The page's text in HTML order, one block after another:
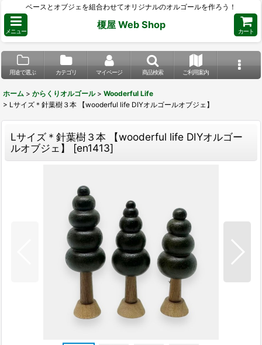
ベースとオブジェを組合わせてオリジナルのオルゴールを作ろう！
メニュー
榎屋 Web Shop
カート
用途で選ぶ カテゴリ マイページ 商品検索 ご利用案内
ホーム > からくりオルゴール > Wooderful Life
> Lサイズ＊針葉樹３本 【wooderful life DIYオルゴールオブジェ】
Lサイズ＊針葉樹３本 【wooderful life DIYオルゴー
ルオブジェ】
[en1413]